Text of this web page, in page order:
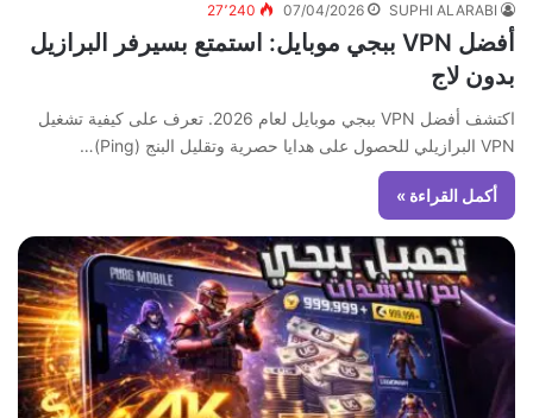
SUPHI ALARABI
07/04/2026 27٬240
أفضل VPN ببجي موبايل: استمتع بسيرفر البرازيل
بدون لاج
اكتشف أفضل VPN ببجي موبايل لعام 2026. تعرف على كيفية تشغيل
VPN البرازيلي للحصول على هدايا حصرية وتقليل البنج (Ping)…
أكمل القراءة »